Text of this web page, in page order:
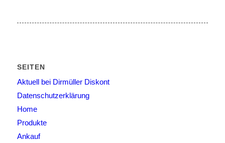
SEITEN
Aktuell bei Dirmüller Diskont
Datenschutzerklärung
Home
Produkte
Ankauf